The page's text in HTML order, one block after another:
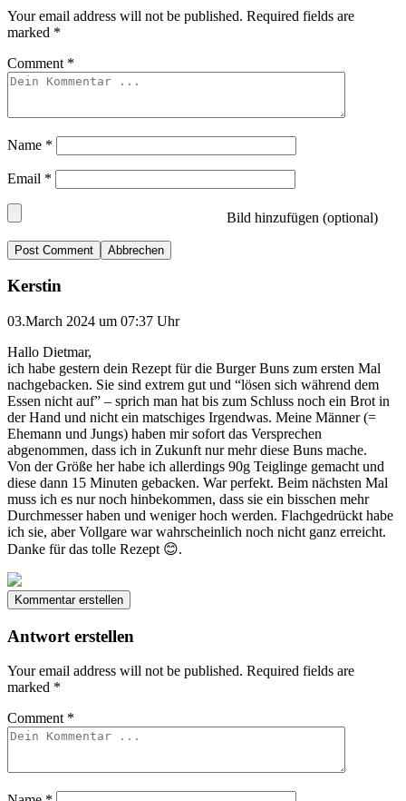
Your email address will not be published. Required fields are
marked *
Comment *
Name *
Email *
Bild hinzufügen (optional)
Abbrechen
Kerstin
03.March 2024 um 07:37 Uhr
Hallo Dietmar,
ich habe gestern dein Rezept für die Burger Buns zum ersten Mal
nachgebacken. Sie sind extrem gut und “lösen sich während dem
Essen nicht auf” – sprich man hat bis zum Schluss noch ein Brot in
der Hand und nicht ein matschiges Irgendwas. Meine Männer (=
Ehemann und Jungs) haben mir sofort das Versprechen
abgenommen, dass ich in Zukunft nur mehr diese Buns mache.
Von der Größe her habe ich allerdings 90g Teiglinge gemacht und
diese dann 15 Minuten gebacken. War perfekt. Beim nächsten Mal
muss ich es nur noch hinbekommen, dass sie ein bisschen mehr
Durchmesser haben und weniger hoch werden. Flachgedrückt habe
ich sie, aber Vollgare war wahrscheinlich noch nicht ganz erreicht.
Danke für das tolle Rezept 😊.
Kommentar erstellen
Antwort erstellen
Your email address will not be published. Required fields are
marked *
Comment *